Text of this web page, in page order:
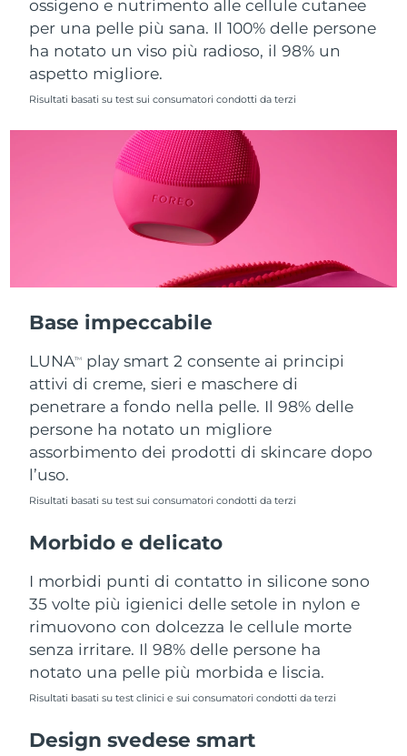
ossigeno e nutrimento alle cellule cutanee
per una pelle più sana. Il 100% delle persone
ha notato un viso più radioso, il 98% un
aspetto migliore.
Risultati basati su test sui consumatori condotti da terzi
Base impeccabile
LUNATM
play smart 2 consente ai principi
attivi di creme, sieri e maschere di
penetrare a fondo nella pelle. Il 98% delle
persone ha notato un migliore
assorbimento dei prodotti di skincare dopo
l’uso.
Risultati basati su test sui consumatori condotti da terzi
Morbido e delicato
I morbidi punti di contatto in silicone sono
35 volte più igienici delle setole in nylon e
rimuovono con dolcezza le cellule morte
senza irritare. Il 98% delle persone ha
notato una pelle più morbida e liscia.
Risultati basati su test clinici e sui consumatori condotti da terzi
Design svedese smart
Slovacchia Consegna stimata 8/8/26
Slovenia
Corea del Sud Consegna stimata
Consegna stimata
Thailandia Consegna stimata
Turchia Consegna stimata
Emirati Arabi Uniti 8/9/26
Regno Unito Consegna stimata
Stati Uniti
Uzbekistan
Vietnam Consegna stimata 8/14/26